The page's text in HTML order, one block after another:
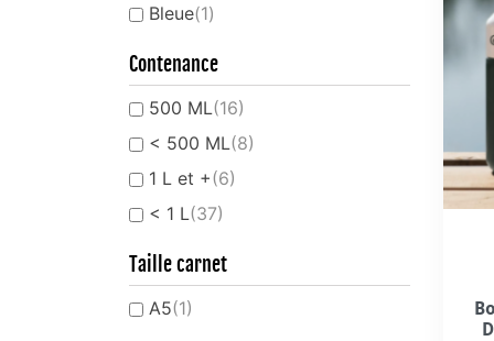
Bleue(1)
Contenance
500 ML(16)
< 500 ML(8)
1 L et +(6)
< 1 L(37)
Taille carnet
A5(1)